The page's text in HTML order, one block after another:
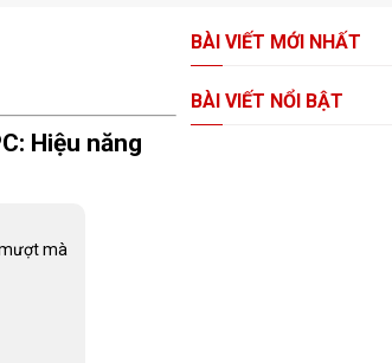
Hiệu năng
mà
BÀI VIẾT MỚI NHẤT
BÀI VIẾT NỔI BẬT